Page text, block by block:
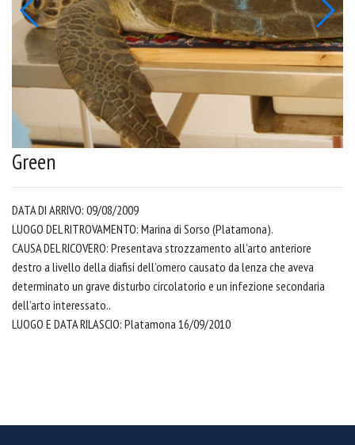
Green
DATA DI ARRIVO: 09/08/2009
LUOGO DEL RITROVAMENTO: Marina di Sorso (Platamona).
CAUSA DEL RICOVERO: Presentava strozzamento all’arto anteriore
destro a livello della diafisi dell’omero causato da lenza che aveva
determinato un grave disturbo circolatorio e un infezione secondaria
dell’arto interessato..
LUOGO E DATA RILASCIO: Platamona 16/09/2010